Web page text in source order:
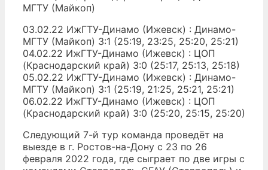
МГТУ (Майкоп)
03.02.22 ИжГТУ-Динамо (Ижевск) : Динамо-
МГТУ (Майкоп) 3:1 (25:19, 23:25, 25:20, 25:21)
04.02.22 ИжГТУ-Динамо (Ижевск) : ЦОП
(Краснодарский край) 3:0 (25:17, 25:13, 25:18)
05.02.22 ИжГТУ-Динамо (Ижевск) : Динамо-
МГТУ (Майкоп) 3:1 (25:19, 21:25, 25:21, 25:21)
06.02.22 ИжГТУ-Динамо (Ижевск) : ЦОП
(Краснодарский край) 3:0 (25:20, 25:15, 25:20)
Следующий 7-й тур команда проведёт на
выезде в г. Ростов-на-Дону с 23 по 26
февраля 2022 года, где сыграет по две игры с